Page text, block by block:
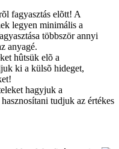
fagyasztás elõtt! A
legyen minimális a
többször annyi
anyagé.
hûtsük elõ a
ki a külsõ hideget,
hagyjuk a
tudjuk az értékes